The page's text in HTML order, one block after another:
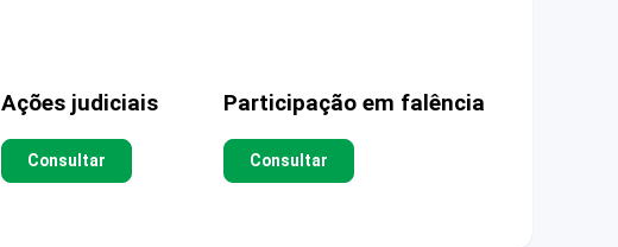
Ações judiciais
Consultar
Participação em falência
Consultar